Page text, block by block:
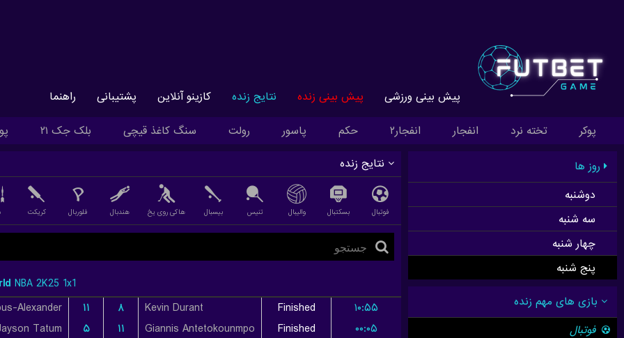
پیش بینی ورزشی پیش بینی زنده نتایج زنده کازینو آنلاین پشتیبانی راهنما
پوکر تخته نرد انفجار انفجار۲ حکم پاسور رولت سنگ کاغذ قیچی بلک جک ۲۱
روز ها
دوشنبه
سه شنبه
چهار شنبه
پنج شنبه
نتایج زنده
فوتبال بسکتبال والیبال تنیس بیسبال هاکی روی یخ هندبال فلوربال کریکت
NBA 2K25 1x1
۱۱ ۸ Kevin Durant Finished
۱۰:۵۵
Tatum
۵ ۱۱ Giannis Antetokounmpo Finished
۰۰:۰۵